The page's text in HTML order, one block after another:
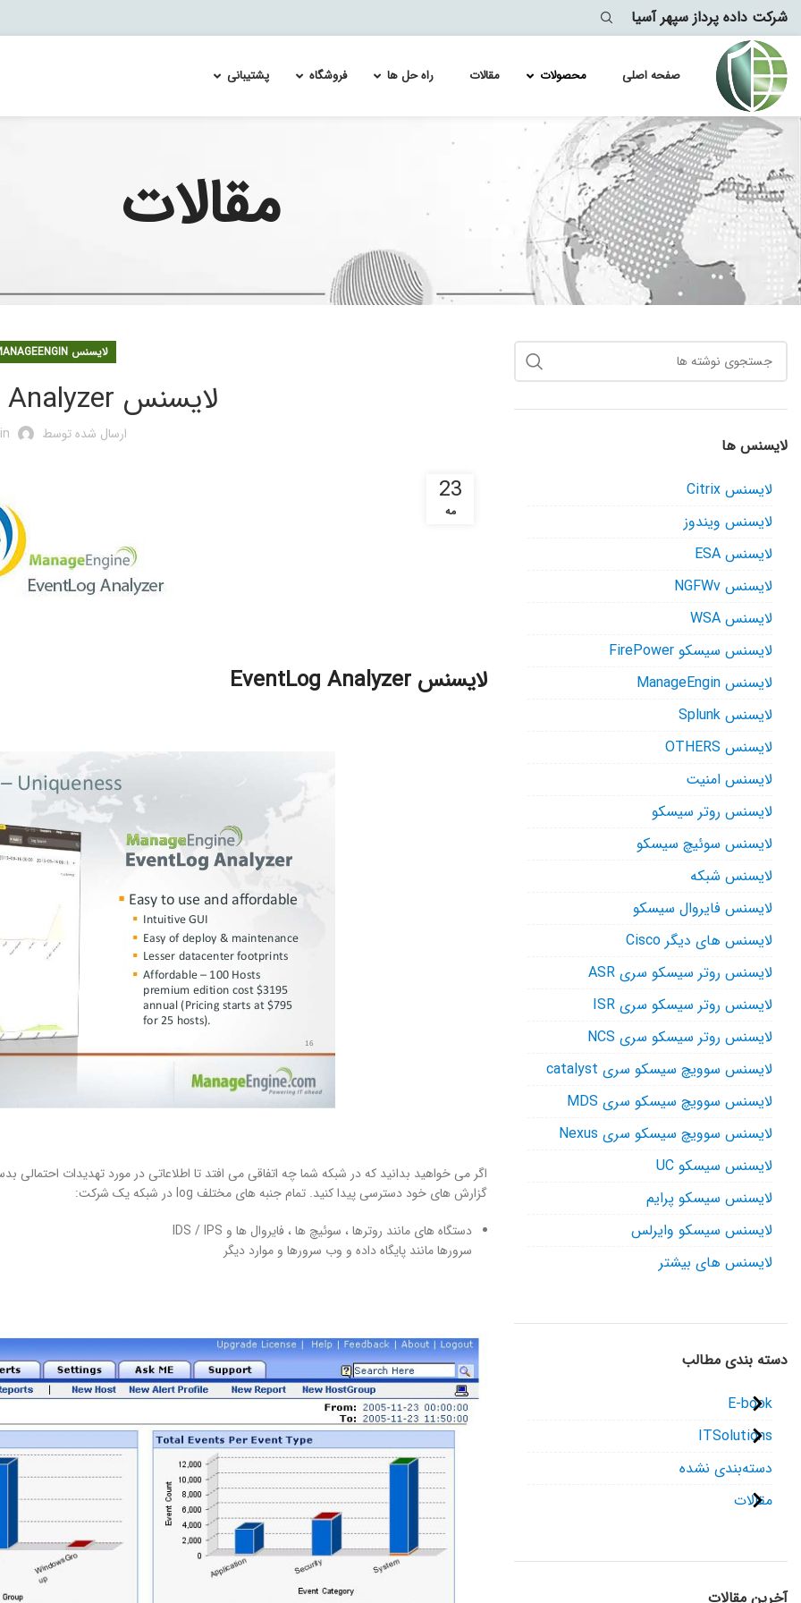
شرکت داده پرداز سپهر آسیا
صفحه اصلی محصولات
لایسنس ADAudit Plus
لایسنس Analytics Plus
لایسنس Firewall Analyzer
لایسنس Password Manager Pro
لایسنس اورجینال ADSelfService Plus
مقالات راه حل ها
Re-Image and Update the Cisco FirePOWER Services Module
Splunk Enterprise Security & User Behavior Analytics
معماری اسپلانک
فروشگاه پشتیبانی
مقالات
لایسنس MANAGEENGIN
لایسنس EventLog Analyzer
ارسال شده توسط
23
مه
لایسنس EventLog Analyzer
اگر می خواهید بدانید که در شبکه شما چه اتفاقی می افتد تا اطلاعاتی در مورد تهدیدات احتمالی
گزارش های خود دسترسی پیدا کنید. تمام جنبه های مختلف log در شبکه یک شرکت:
دستگاه های مانند روترها ، سوئیچ ها ، فایروال ها و IDS / IPS
سرورها مانند پایگاه داده و وب سرورها و موارد دیگر
لایسنس ها
لایسنس Citrix
لایسنس ویندوز
لایسنس ESA
لایسنس NGFWv
لایسنس WSA
لایسنس سیسکو FirePower
لایسنس ManageEngin
لایسنس Splunk
لایسنس OTHERS
لایسنس امنیت
لایسنس روتر سیسکو
لایسنس سوئیچ سیسکو
لایسنس شبکه
لایسنس فایروال سیسکو
لایسنس های دیگر Cisco
لایسنس روتر سیسکو سری ASR
لایسنس روتر سیسکو سری ISR
لایسنس روتر سیسکو سری NCS
لایسنس سوویچ سیسکو سری catalyst
لایسنس سوویچ سیسکو سری MDS
لایسنس سوویچ سیسکو سری Nexus
لایسنس سیسکو UC
لایسنس سیسکو پرایم
لایسنس سیسکو وایرلس
لایسنس های بیشتر
دسته بندی مطالب
E-book
ITSolutions
دسته‌بندی نشده
مقالات
آخرین مقالات